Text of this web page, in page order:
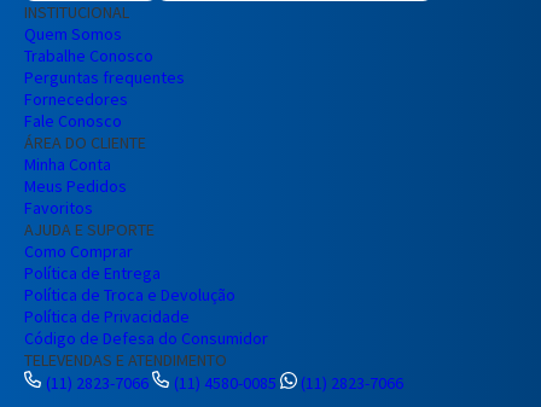
INSTITUCIONAL
Quem Somos
Trabalhe Conosco
Perguntas frequentes
Fornecedores
Fale Conosco
ÁREA DO CLIENTE
Minha Conta
Meus Pedidos
Favoritos
AJUDA E SUPORTE
Como Comprar
Política de Entrega
Política de Troca e Devolução
Política de Privacidade
Código de Defesa do Consumidor
TELEVENDAS E ATENDIMENTO
(11) 2823-7066
(11) 4580-0085
(11) 2823-7066